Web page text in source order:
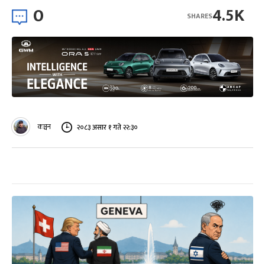
0 4.5K
SHARES
कञ्चन २०८३ असार १ गते २२:३०